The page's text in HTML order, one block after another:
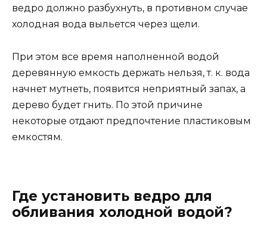
ведро должно разбухнуть, в противном случае
холодная вода выльется через щели.
При этом все время наполненной водой
деревянную емкость держать нельзя, т. к. вода
начнет мутнеть, появится неприятный запах, а
дерево будет гнить. По этой причине
некоторые отдают предпочтение пластиковым
емкостям.
Где установить ведро для
обливания холодной водой?